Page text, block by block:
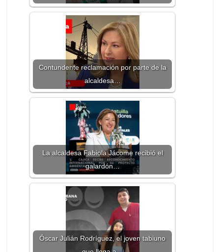
Contundente reclamación por parte de la
alcaldesa…
La alcaldesa Fabiola Jácome recibió el
galardón…
Óscar Julián Rodríguez, el joven tabiuno